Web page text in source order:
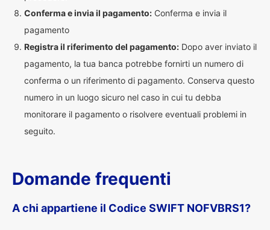
Conferma e invia il pagamento: Conferma e invia il
pagamento
Registra il riferimento del pagamento: Dopo aver inviato il
pagamento, la tua banca potrebbe fornirti un numero di
conferma o un riferimento di pagamento. Conserva questo
numero in un luogo sicuro nel caso in cui tu debba
monitorare il pagamento o risolvere eventuali problemi in
seguito.
Domande frequenti
A chi appartiene il Codice SWIFT NOFVBRS1?